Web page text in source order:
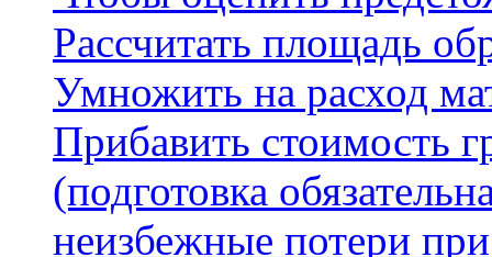
Рассчитать площадь
Умножить на расход
Прибавить стоимость
(подготовка
неизбежные потери